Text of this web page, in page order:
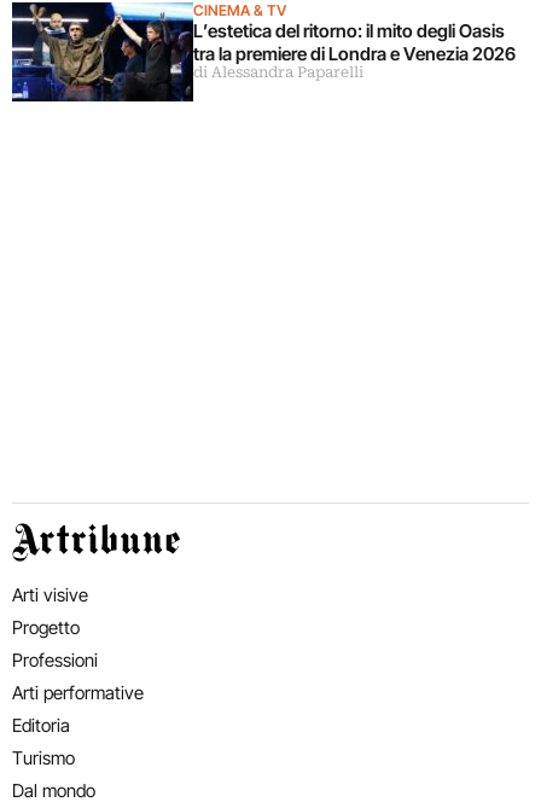
CINEMA & TV
L’estetica del ritorno: il mito degli Oasis
tra la premiere di Londra e Venezia 2026
di Alessandra Paparelli
Artribune
Arti visive
Progetto
Professioni
Arti performative
Editoria
Turismo
Dal mondo